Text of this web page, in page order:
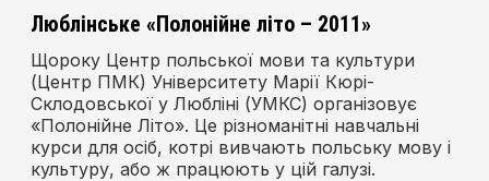
Люблінське «Полонійне літо – 2011»
Щороку Центр польської мови та культури
(Центр ПМК) Університету Марії Кюрі-
Склодовської у Любліні (УМКС) організовує
«Полонійне Літо». Це різноманітні навчальні
курси для осіб, котрі вивчають польську мову і
культуру, або ж працюють у цій галузі.